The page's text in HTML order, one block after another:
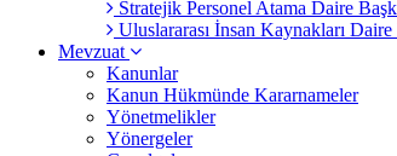
Stratejik Personel Atama Daire
Uluslararası İnsan Kaynakları Daire
Mevzuat
Kanunlar
Kanun Hükmünde Kararnameler
Yönetmelikler
Yönergeler